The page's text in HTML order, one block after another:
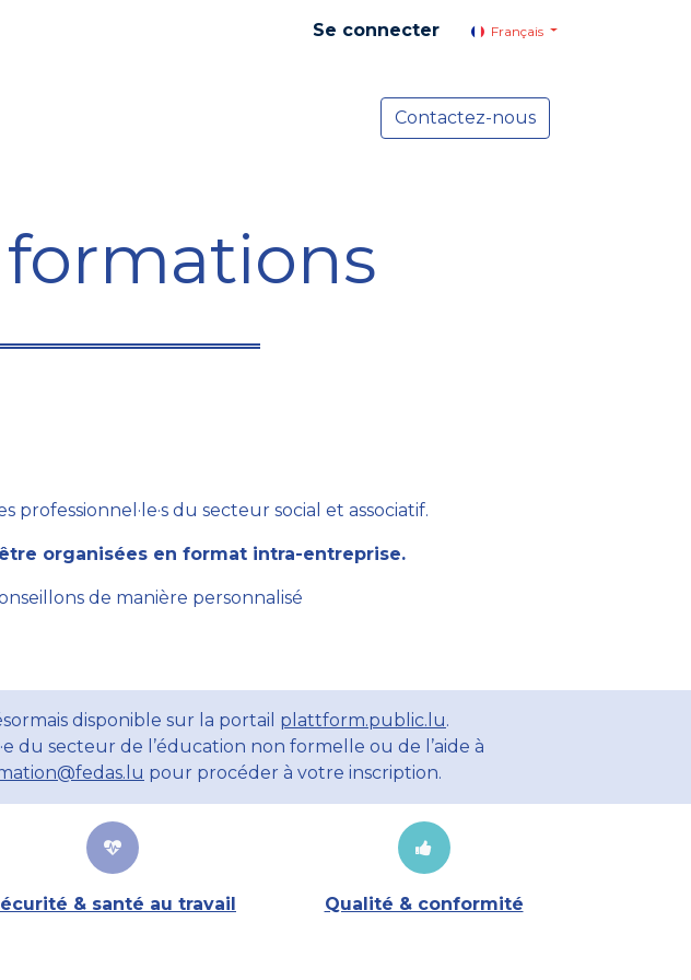
Se connecter Français
Actualités
Contactez-nous
du secteur social et associatif.
organisées en format intra-entreprise.
de manière personnalisé
disponible sur la portail plattform.public.lu.
du secteur de l’éducation non formelle ou de l’aide à
pour procéder à votre inscription.
& santé au travail Qualité & conformité